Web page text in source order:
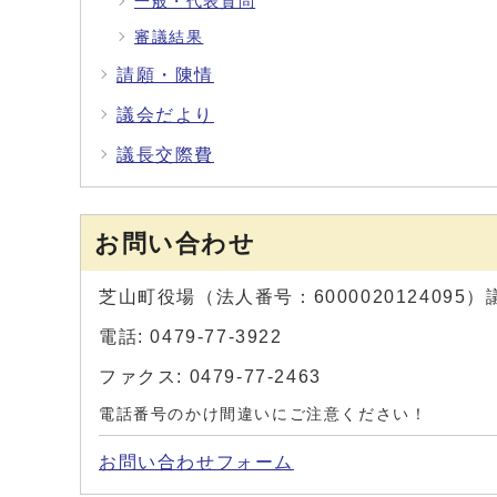
審議結果
請願・陳情
議会だより
議長交際費
お問い合わせ
芝山町役場（法人番号：6000020124095）
電話: 0479-77-3922
ファクス: 0479-77-2463
電話番号のかけ間違いにご注意ください！
お問い合わせフォーム